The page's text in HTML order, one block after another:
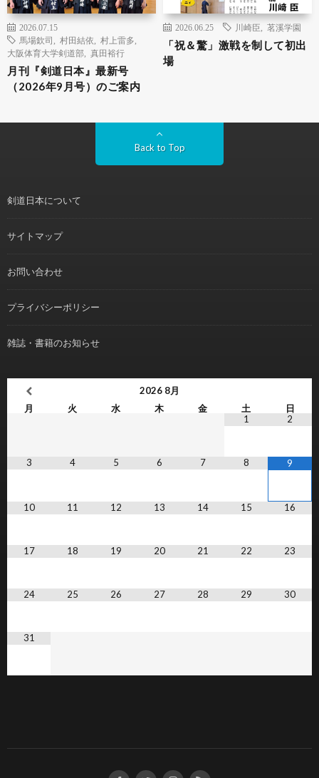
2026.07.15
馬場欽司
村田結依 村上雷多
大阪体育大学剣道部
真田裕行
月刊『剣道日本』最新号
（2026年9月号）のご案内
2026.06.25 川崎臣 茗溪学園
「祝＆驚」激戦を制して初出
場
Back to Top
剣道日本について
サイトマップ
お問い合わせ
プライバシーポリシー
雑誌・書籍のお知らせ
2026 8月
月
火 水 木 金 土
日
1
2
3 4 5 6 7 8 9
10 11 12 13 14 15 16
17 18 19 20 21 22 23
24 25 26 27 28 29 30
31